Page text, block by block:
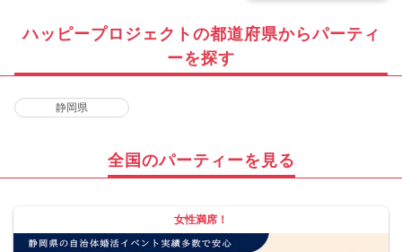
ハッピープロジェクトの都道府県からパーティ
ーを探す
静岡県
全国のパーティーを見る
女性満席！